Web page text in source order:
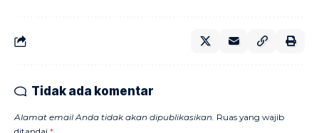
Tidak ada komentar
Alamat email Anda tidak akan dipublikasikan. Ruas yang wajib